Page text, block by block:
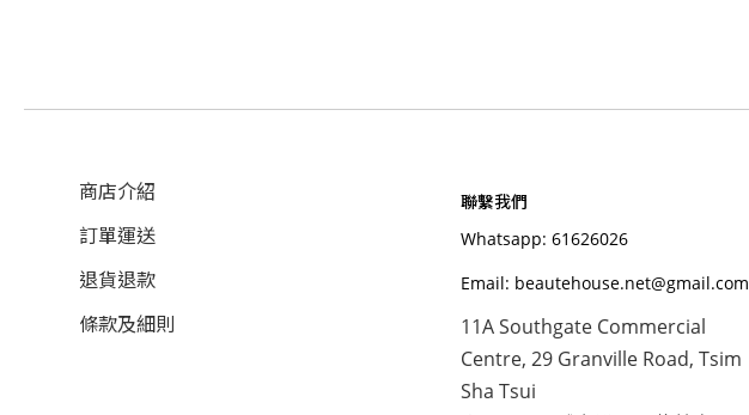
商店介紹
訂單運送
退貨退款
條款及細則
聯繫我們
Whatsapp: 61626026
Email: beautehouse.net@gmail.com
11A Southgate Commercial
Centre, 29 Granville Road, Tsim
Sha Tsui